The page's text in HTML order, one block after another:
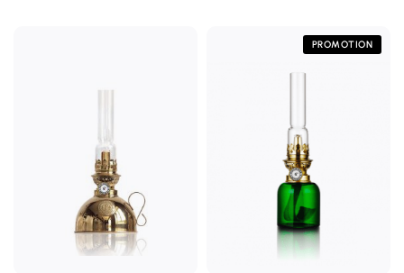
PROMOTION